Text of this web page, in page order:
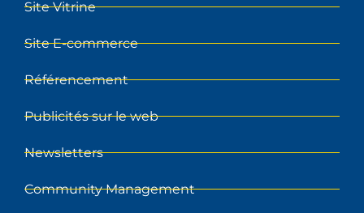
Site Vitrine
Site E-commerce
Référencement
Publicités sur le web
Newsletters
Community Management